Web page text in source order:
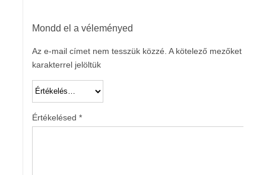
Mondd el a véleményed
Az e-mail címet nem tesszük közzé. A kötelező mezőket
karakterrel jelöltük
Értékelésed *